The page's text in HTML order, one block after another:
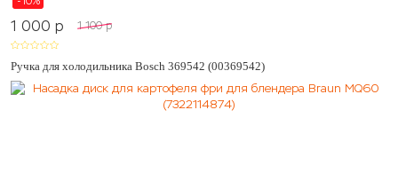
1 000 p 1 100 p
Ручка для холодильника Bosch 369542 (00369542)